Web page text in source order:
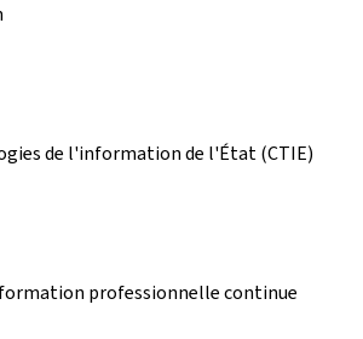
de l'information de l'État (CTIE)
professionnelle continue